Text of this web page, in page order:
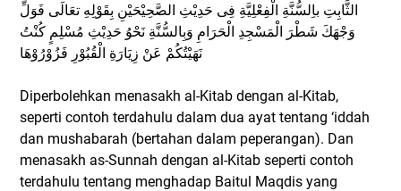
الثَّابِتِ باِلسُّنَّةِ الْفِعْلِيَّةِ فِى حَدِيْثِ الصَّحِيْحَيْنِ بِقَوْلِهِ تعَالَى فَوَلِّ
وَجْهَكَ شَطْرَ الْمَسْجِدِ الْحَرَامِ وَبِالسُّنَّةِ نَحْوُ حَدِيْثِ مُسْلِمٍ كُنْتُ
نَهَيْتُكُمْ عَنْ زِيَارَةِ الْقُبُوْرِ فَزُوْرُوْهَا
Diperbolehkan menasakh al-Kitab dengan al-Kitab,
seperti contoh terdahulu dalam dua ayat tentang ‘iddah
dan mushabarah (bertahan dalam peperangan). Dan
menasakh as-Sunnah dengan al-Kitab seperti contoh
terdahulu tentang menghadap Baitul Maqdis yang